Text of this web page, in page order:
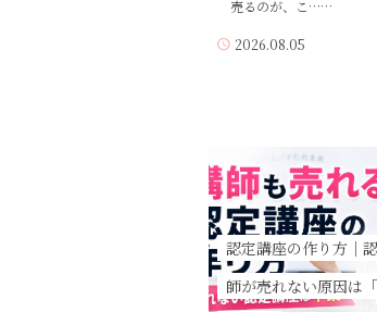
売るのが、こ……
2026.08.05
認定講座の作り方｜
師が売れない原因は